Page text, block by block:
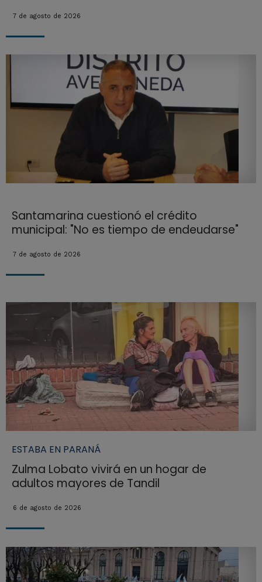
7 de agosto de 2026
Santamarina cuestionó el crédito
municipal: "No es tiempo de endeudarse"
7 de agosto de 2026
ESTABA EN PARANÁ
Zulma Lobato vivirá en un hogar de
adultos mayores de Tandil
6 de agosto de 2026